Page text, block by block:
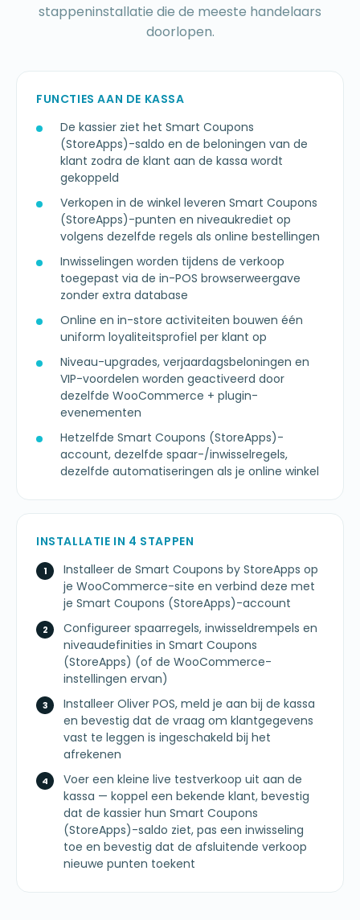
stappeninstallatie die de meeste handelaars
doorlopen.
FUNCTIES AAN DE KASSA
De kassier ziet het Smart Coupons
(StoreApps)-saldo en de beloningen van de
klant zodra de klant aan de kassa wordt
gekoppeld
Verkopen in de winkel leveren Smart Coupons
(StoreApps)-punten en niveaukrediet op
volgens dezelfde regels als online bestellingen
Inwisselingen worden tijdens de verkoop
toegepast via de in-POS browserweergave
zonder extra database
Online en in-store activiteiten bouwen één
uniform loyaliteitsprofiel per klant op
Niveau-upgrades, verjaardagsbeloningen en
VIP-voordelen worden geactiveerd door
dezelfde WooCommerce + plugin-
evenementen
Hetzelfde Smart Coupons (StoreApps)-
account, dezelfde spaar-/inwisselregels,
dezelfde automatiseringen als je online winkel
INSTALLATIE IN 4 STAPPEN
Installeer de Smart Coupons by StoreApps op
je WooCommerce-site en verbind deze met
je Smart Coupons (StoreApps)-account
Configureer spaarregels, inwisseldrempels en
niveaudefinities in Smart Coupons
(StoreApps) (of de WooCommerce-
instellingen ervan)
Installeer Oliver POS, meld je aan bij de kassa
en bevestig dat de vraag om klantgegevens
vast te leggen is ingeschakeld bij het
afrekenen
Voer een kleine live testverkoop uit aan de
kassa — koppel een bekende klant, bevestig
dat de kassier hun Smart Coupons
(StoreApps)-saldo ziet, pas een inwisseling
toe en bevestig dat de afsluitende verkoop
nieuwe punten toekent